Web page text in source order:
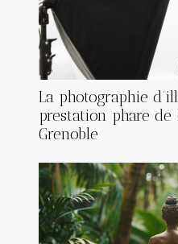
La photographie
prestation phare de
Grenoble